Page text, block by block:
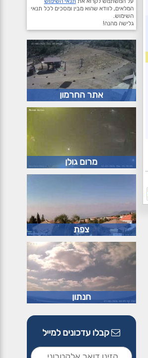
המלאים, לוודא שהוא מבין ומסכים לכל תנאי
השימוש.
גלישה מהנה!
אתר החרמון
מרום גולן
צפת
חנתון
קבלו עדכונים למייל